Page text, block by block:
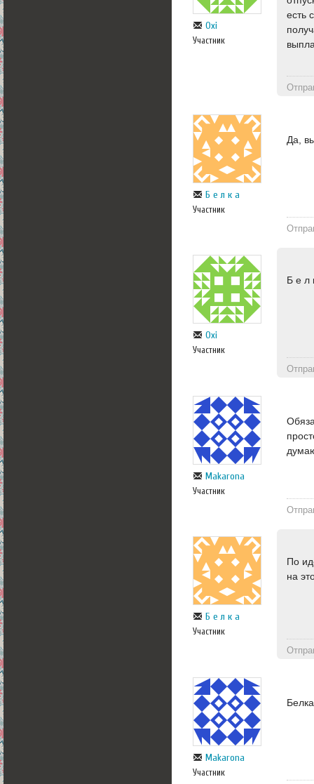
Oxi
Участник
есть
Б е л к а
Участник
Да,
Oxi
Участник
Б е л
Makarona
Участник
Б е л к а
Участник
По
на
Makarona
Участник